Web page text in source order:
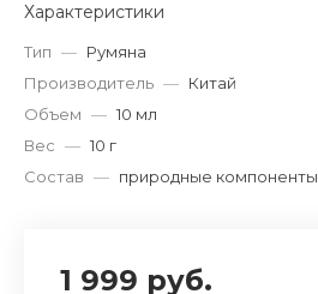
Характеристики
Тип — Румяна
Производитель — Китай
Объем — 10 мл
Вес — 10 г
Состав — природные компоненты
1 999 руб.